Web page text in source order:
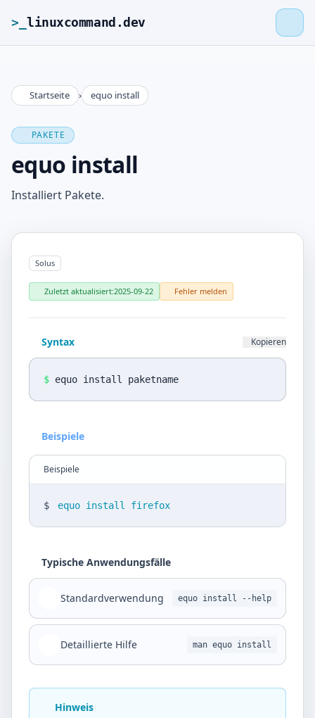
>_ linuxcommand.dev
>_linuxcommand.dev
Roadmap
Kontakt
Impressum
Datenschutz
DE EN
Startseite › equo install
PAKETE
equo install
Installiert Pakete.
Solus
Zuletzt aktualisiert:2025-09-22 Fehler melden
Syntax Kopieren
$ equo install paketname
Beispiele
Beispiele
$ equo install firefox
Typische Anwendungsfälle
Standardverwendung equo install --help
Detaillierte Hilfe man equo install
Hinweis